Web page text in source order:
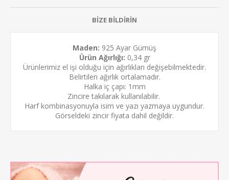
BİZE BİLDİRİN
Maden: 925 Ayar Gümüş
Ürün Ağırlığı: 0,34 gr
Ürünlerimiz el işi olduğu için ağırlıkları değişebilmektedir.
Belirtilen ağırlık ortalamadır.
Halka iç çapı: 1mm
Zincire takılarak kullanılabilir.
Harf kombinasyonuyla isim ve yazı yazmaya uygundur.
Görseldeki zincir fiyata dahil değildir.